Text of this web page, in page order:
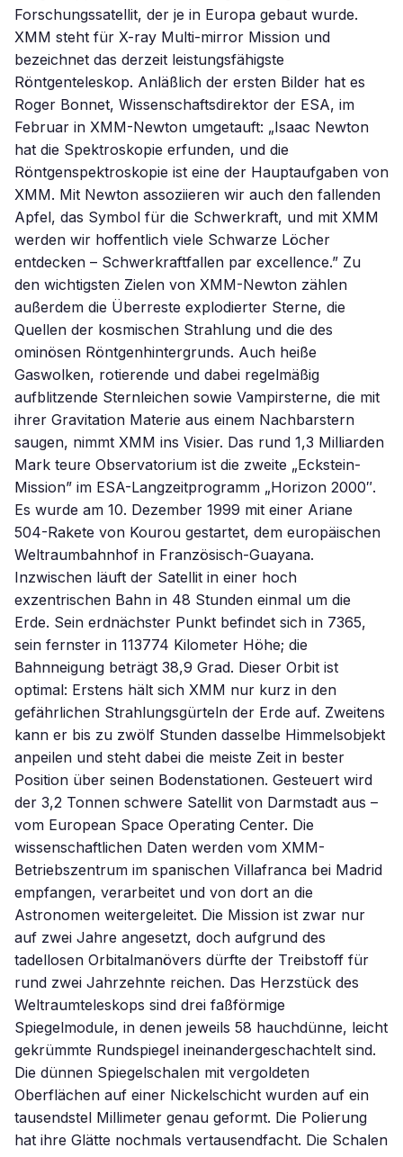
Forschungssatellit, der je in Europa gebaut wurde.
XMM steht für X-ray Multi-mirror Mission und
bezeichnet das derzeit leistungsfähigste
Röntgenteleskop. Anläßlich der ersten Bilder hat es
Roger Bonnet, Wissenschaftsdirektor der ESA, im
Februar in XMM-Newton umgetauft: „Isaac Newton
hat die Spektroskopie erfunden, und die
Röntgenspektroskopie ist eine der Hauptaufgaben von
XMM. Mit Newton assoziieren wir auch den fallenden
Apfel, das Symbol für die Schwerkraft, und mit XMM
werden wir hoffentlich viele Schwarze Löcher
entdecken – Schwerkraftfallen par excellence.” Zu
den wichtigsten Zielen von XMM-Newton zählen
außerdem die Überreste explodierter Sterne, die
Quellen der kosmischen Strahlung und die des
ominösen Röntgenhintergrunds. Auch heiße
Gaswolken, rotierende und dabei regelmäßig
aufblitzende Sternleichen sowie Vampirsterne, die mit
ihrer Gravitation Materie aus einem Nachbarstern
saugen, nimmt XMM ins Visier. Das rund 1,3 Milliarden
Mark teure Observatorium ist die zweite „Eckstein-
Mission” im ESA-Langzeitprogramm „Horizon 2000″.
Es wurde am 10. Dezember 1999 mit einer Ariane
504-Rakete von Kourou gestartet, dem europäischen
Weltraumbahnhof in Französisch-Guayana.
Inzwischen läuft der Satellit in einer hoch
exzentrischen Bahn in 48 Stunden einmal um die
Erde. Sein erdnächster Punkt befindet sich in 7365,
sein fernster in 113774 Kilometer Höhe; die
Bahnneigung beträgt 38,9 Grad. Dieser Orbit ist
optimal: Erstens hält sich XMM nur kurz in den
gefährlichen Strahlungsgürteln der Erde auf. Zweitens
kann er bis zu zwölf Stunden dasselbe Himmelsobjekt
anpeilen und steht dabei die meiste Zeit in bester
Position über seinen Bodenstationen. Gesteuert wird
der 3,2 Tonnen schwere Satellit von Darmstadt aus –
vom European Space Operating Center. Die
wissenschaftlichen Daten werden vom XMM-
Betriebszentrum im spanischen Villafranca bei Madrid
empfangen, verarbeitet und von dort an die
Astronomen weitergeleitet. Die Mission ist zwar nur
auf zwei Jahre angesetzt, doch aufgrund des
tadellosen Orbitalmanövers dürfte der Treibstoff für
rund zwei Jahrzehnte reichen. Das Herzstück des
Weltraumteleskops sind drei faßförmige
Spiegelmodule, in denen jeweils 58 hauchdünne, leicht
gekrümmte Rundspiegel ineinandergeschachtelt sind.
Die dünnen Spiegelschalen mit vergoldeten
Oberflächen auf einer Nickelschicht wurden auf ein
tausendstel Millimeter genau geformt. Die Polierung
hat ihre Glätte nochmals vertausendfacht. Die Schalen